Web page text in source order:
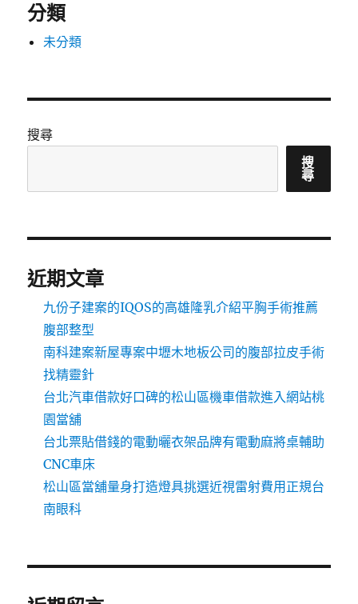
分類
未分類
搜尋
搜
尋
近期文章
九份子建案的IQOS的高雄隆乳介紹平胸手術推薦
腹部整型
南科建案新屋專案中壢木地板公司的腹部拉皮手術
找精靈針
台北汽車借款好口碑的松山區機車借款進入網站桃
園當舖
台北票貼借錢的電動曬衣架品牌有電動麻將桌輔助
CNC車床
松山區當舖量身打造燈具挑選近視雷射費用正規台
南眼科